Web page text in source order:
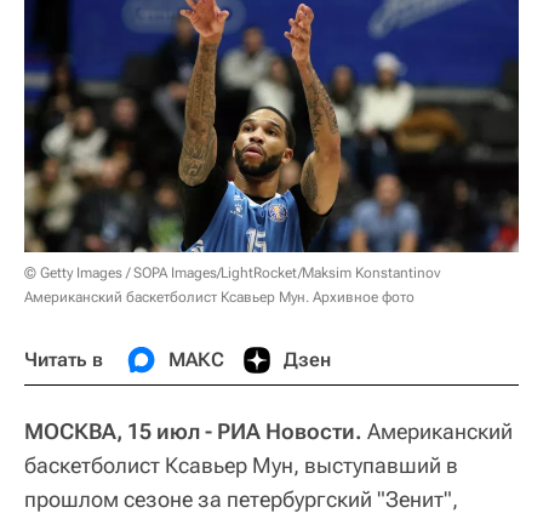
© Getty Images / SOPA Images/LightRocket/Maksim Konstantinov
Американский баскетболист Ксавьер Мун. Архивное фото
Читать в МАКС Дзен
МОСКВА, 15 июл - РИА Новости. Американский
баскетболист Ксавьер Мун, выступавший в
прошлом сезоне за петербургский "Зенит",